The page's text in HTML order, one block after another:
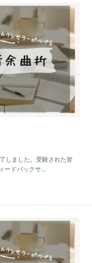
しました。受験された皆
ードバックサ...